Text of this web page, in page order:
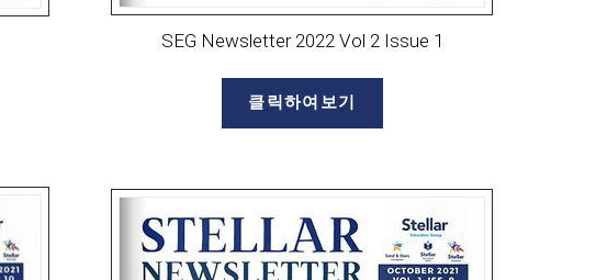
SEG Newsletter 2022 Vol 2 Issue 1
클릭하여보기